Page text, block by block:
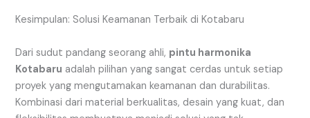
Kesimpulan: Solusi Keamanan Terbaik di Kotabaru
Dari sudut pandang seorang ahli, pintu harmonika
Kotabaru adalah pilihan yang sangat cerdas untuk setiap
proyek yang mengutamakan keamanan dan durabilitas.
Kombinasi dari material berkualitas, desain yang kuat, dan